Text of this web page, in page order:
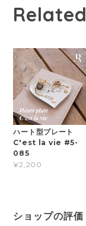
ハート型プレート
C'est la vie #5-
085
¥2,200
ショップの評価